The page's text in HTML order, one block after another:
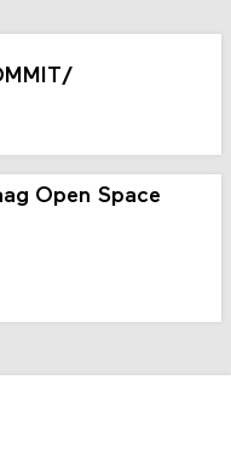
Open Space